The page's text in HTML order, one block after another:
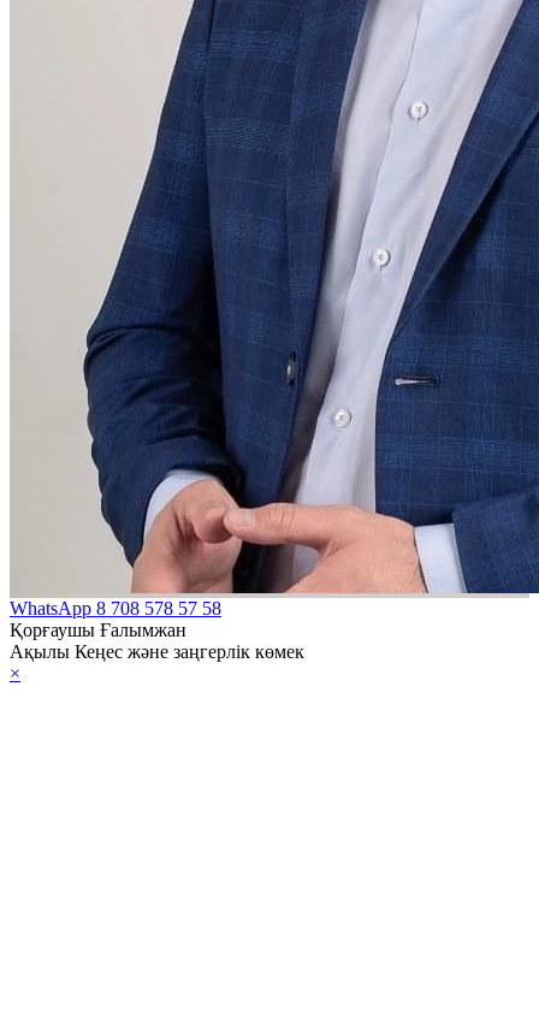
WhatsApp 8 708 578 57 58
Қорғаушы Ғалымжан
Ақылы Кеңес және заңгерлік көмек
×